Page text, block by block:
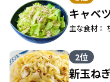
キャベ
主な食材：
2位
新玉ね